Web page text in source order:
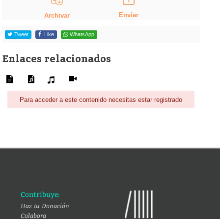
Archivar Enviar
Tweet Like WhatsApp
Enlaces relacionados
Para acceder a este contenido necesitas estar registrado
Contribuye:
Haz tu Donación
Colabora